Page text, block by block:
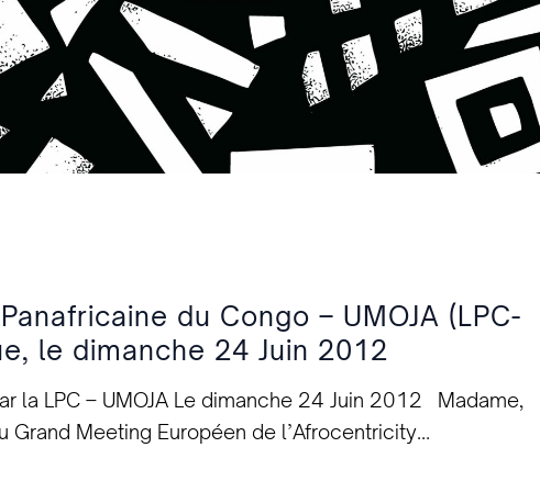
du Congo – UMOJA (LPC-
le dimanche 24 Juin 2012
la LPC – UMOJA Le dimanche 24 Juin 2012 Madame,
Meeting Européen de l’Afrocentricity
– UMOJA (LPC-U), par l’intermédiaire de son